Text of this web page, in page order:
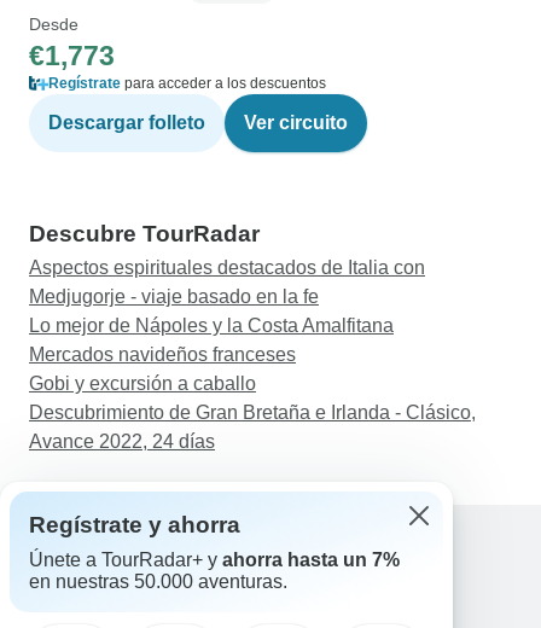
Desde
€1,773
Regístrate para acceder a los descuentos
Descargar folleto Ver circuito
Descubre TourRadar
Aspectos espirituales destacados de Italia con
Medjugorje - viaje basado en la fe
Lo mejor de Nápoles y la Costa Amalfitana
Mercados navideños franceses
Gobi y excursión a caballo
Descubrimiento de Gran Bretaña e Irlanda - Clásico,
Avance 2022, 24 días
Ayuda
Regístrate y ahorra
Únete a TourRadar+ y ahorra hasta un 7%
en nuestras 50.000 aventuras.